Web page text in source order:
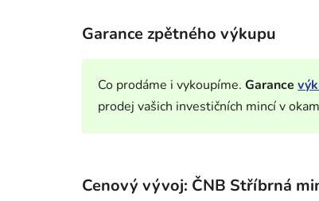
Garance zpětného výkupu
Co prodáme i vykoupíme. Garance
prodej vašich investičních mincí v
Cenový vývoj: ČNB Stříbrná